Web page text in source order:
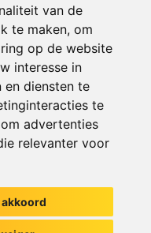
van de
te maken, om
op de website
interesse in
diensten te
te
om advertenties
relevanter voor
akkoord
gesprek